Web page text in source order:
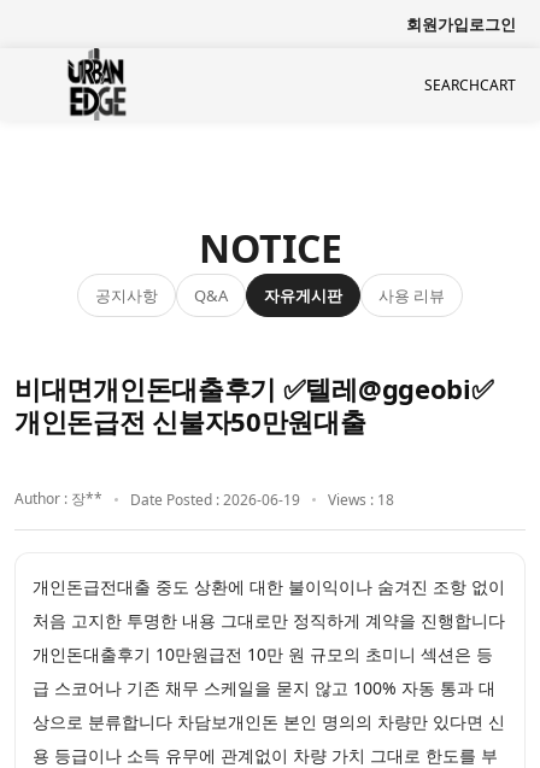
회원가입로그인
SEARCHCART
NOTICE
공지사항 Q&A 자유게시판 사용 리뷰
비대면개인돈대출후기 ✅텔레@ggeobi✅
개인돈급전 신불자50만원대출
Author : 장** Date Posted : 2026-06-19 Views : 18
개인돈급전대출 중도 상환에 대한 불이익이나 숨겨진 조항 없이
처음 고지한 투명한 내용 그대로만 정직하게 계약을 진행합니다
개인돈대출후기 10만원급전 10만 원 규모의 초미니 섹션은 등
급 스코어나 기존 채무 스케일을 묻지 않고 100% 자동 통과 대
상으로 분류합니다 차담보개인돈 본인 명의의 차량만 있다면 신
용 등급이나 소득 유무에 관계없이 차량 가치 그대로 한도를 부